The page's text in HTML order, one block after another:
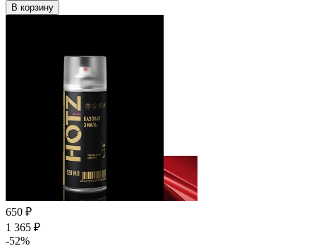
В корзину
650 ₽
1 365 ₽
-52%